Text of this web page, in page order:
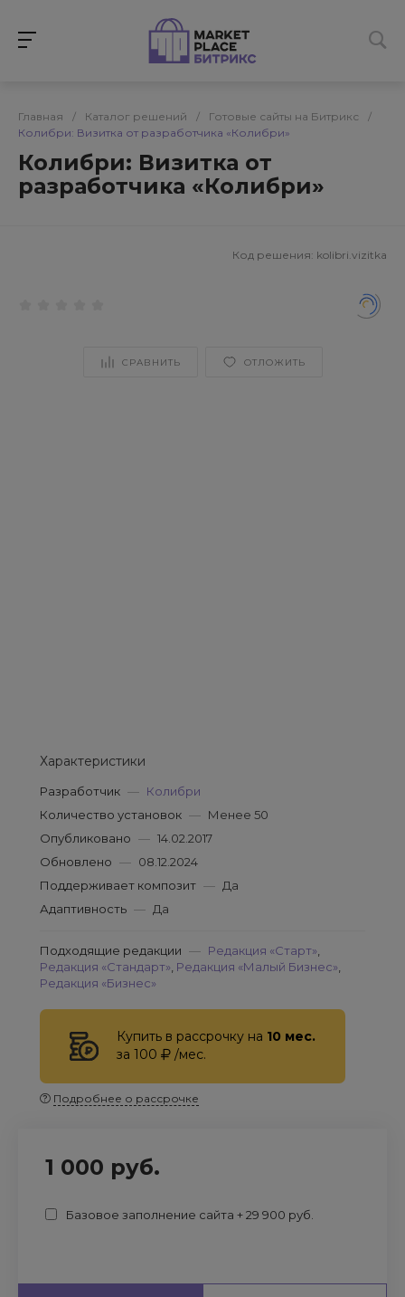
Главная / Каталог решений / Готовые сайты на Битрикс
/
Колибри: Визитка от разработчика «Колибри»
Колибри: Визитка от
разработчика «Колибри»
Код решения: kolibri.vizitka
СРАВНИТЬ ОТЛОЖИТЬ
Характеристики
Разработчик — Колибри
Количество установок — Менее 50
Опубликовано — 14.02.2017
Обновлено — 08.12.2024
Поддерживает композит — Да
Адаптивность — Да
Подходящие редакции — Редакция «Старт»
Редакция «Стандарт» Редакция «Малый Бизнес»
Редакция «Бизнес»
Купить в рассрочку на 10 мес.
за 100
/мес.
Подробнее о рассрочке
1 000 руб.
Базовое заполнение сайта + 29 900 руб.